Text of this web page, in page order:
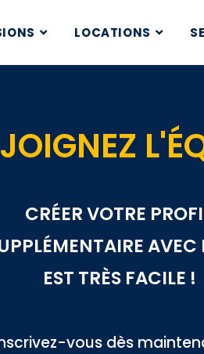
LOCATIONS
CRÉER VOTRE
AVEC
EST TRÈS FACILE !
vous dès